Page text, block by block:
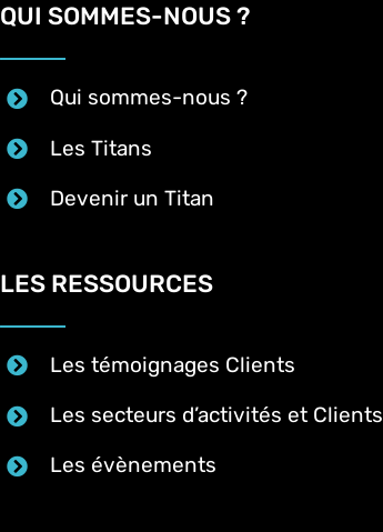
QUI SOMMES-NOUS ?
Qui sommes-nous ?
Les Titans
Devenir un Titan
LES RESSOURCES
Les témoignages Clients
Les secteurs d’activités et Clients
Les évènements